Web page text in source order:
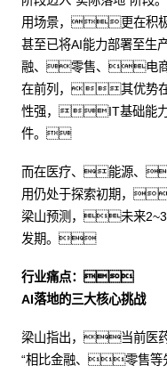
用场景，更在积
甚至已将AI能力部署
融、零售、电
在前列，其优势
性强，IT基础能力
件。
而在医疗、能源、
用仍处于探索初期，
梁山预测，未来2~3
发期。
行业痛点：
AI落地的三大核心挑战
梁山指出，当前医
“相比金融、零售